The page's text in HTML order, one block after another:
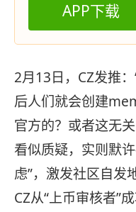
APP下载
2月13日，CZ发推
后人们就会创建
官方的？或者这无
看似质疑，实则默
虑”，激发社区自发
CZ从“上币审核者”